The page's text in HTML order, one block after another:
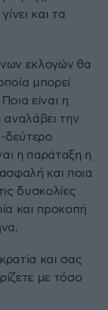
και τα
εκλογών θα
μπορεί
είναι η
αναλάβει την
δεύτερο
η παράταξη η
και ποια
δυσκολίες
και προκοπή
και σας
με τόσο